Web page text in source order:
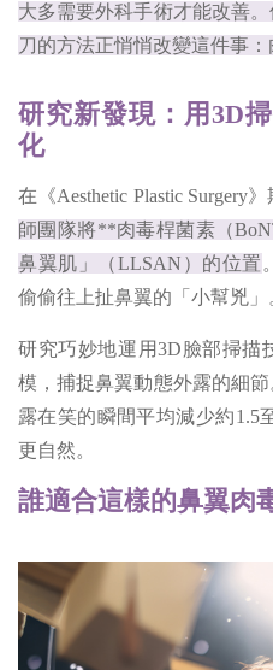
大多需要外科手術才能改善
刀的方法正悄悄改變這件事
研究新發現：用3D
化
在《Aesthetic Plastic Surgery
師團隊將**肉毒桿菌素（
鼻翼肌」（LLSAN）的位置
偷偷往上扯鼻翼的「小幫兇」
研究巧妙地運用3D臉部掃描
模，捕捉鼻翼動態外露的細
露在笑的瞬間平均減少約1.5
更自然。
誰適合這樣的鼻翼肉